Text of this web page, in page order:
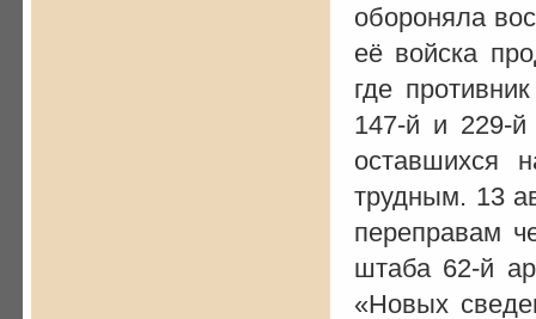
обороняла
её войска
где
147-й и 229-й
оставшихся
трудным. 13
переправам
штаба 62-й
«Новых